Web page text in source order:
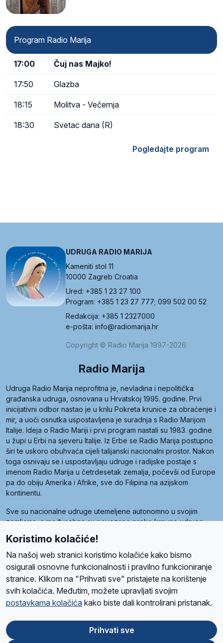
Program Radio Marija
17:00 Čuj nas Majko!
17:50 Glazba
18:15 Molitva - Večernja
18:30 Svetac dana (R)
Pogledajte program
UDRUGA RADIO MARIJA
Kameniti stol 11
10000 Zagreb Croatia
Ured: +385 1 23 27 100
Program: +385 1 23 27 777; 099 502 00 52
Redakcija: +385 1 2327000
e-pošta: info@radiomarija.hr
Copyright © Radio Marija 1997-2026
Radio Marija
Udruga Radio Marija neprofitna je, nevladina i nepolitička
građanska udruga, osnovana u Hrvatskoj 1995. godine. Prvi
inicijativni odbor nastao je u krilu Pokreta krunice za obraćenje i
mir, a uoči osnutka uspostavljena je suradnja s Radio Marijom
Italije. Ideja o Radio Mariji i prvi program nastali su 1983. godine
u župi u Erbi na sjeveru Italije. Iz Erbe se Radio Marija postupno
širi te uskoro obuhvaća cijeli talijanski nacionalni prostor. Nakon
toga osnivaju se i uspostavljaju udruge i radijske postaje s
imenom Radio Marija u četrdesetak zemalja, počevši od Europe
pa do obiju Amerika i Afrike, sve do Filipina na azijskom
kontinentu.
Sve su nacionalne udruge utemeljene autonomno u svojim
zemljama, a međusobna su povezane preko krovne udruge
Radio Maria). Svjetsku obitelj utemeljilo je sedam članica, među
kojima je i hrvatska Udruga Radio Marija.
O namaRadio ProgramVolonteriPrijateljiKontaktPravila privatnosti
Ova stranica je zaštićena Google reCAPTCHA sustavom
Koristimo kolačiće!
Na našoj web stranici koristimo kolačiće kako bismo
osigurali osnovne funkcionalnosti i pravilno funkcioniranje
stranice. Klikom na "Prihvati sve" pristajete na korištenje
svih kolačića. Međutim, možete upravljati svojim
postavkama kolačića kako biste dali kontrolirani pristanak.
Prihvati sve